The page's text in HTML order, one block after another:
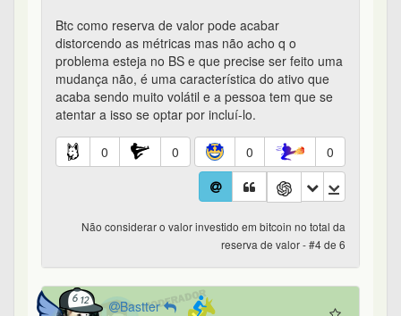
Btc como reserva de valor pode acabar
distorcendo as métricas mas não acho q o
problema esteja no BS e que precise ser feito uma
mudança não, é uma característica do ativo que
acaba sendo muito volátil e a pessoa tem que se
atentar a isso se optar por incluí-lo.
0 0 0 0
Não considerar o valor investido em bitcoin no total da
reserva de valor - #4 de 6
Bastter